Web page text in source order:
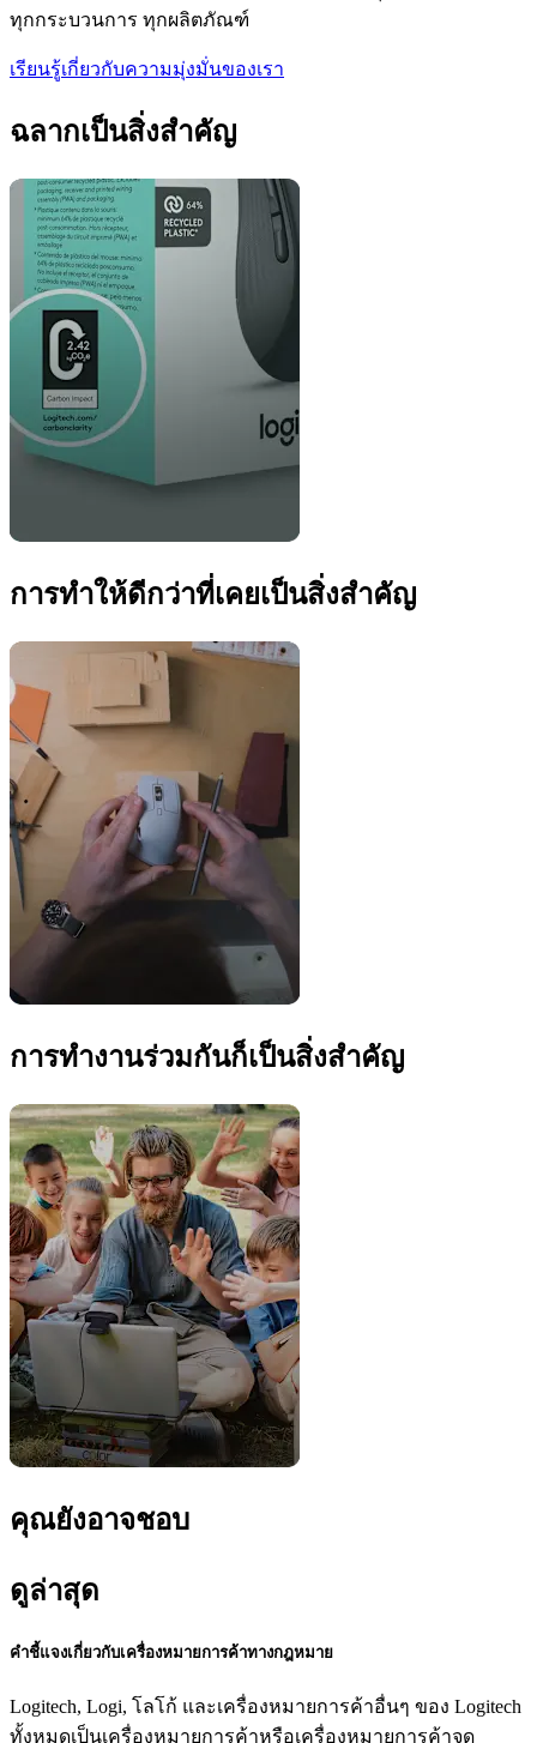
ทุกกระบวนการ ทุกผลิตภัณฑ์
เรียนรู้เกี่ยวกับความมุ่งมั่นของเรา
ฉลากเป็นสิ่งสำคัญ
การทำให้ดีกว่าที่เคยเป็นสิ่งสำคัญ
การทำงานร่วมกันก็เป็นสิ่งสำคัญ
คุณยังอาจชอบ
ดูล่าสุด
คำชี้แจงเกี่ยวกับเครื่องหมายการค้าทางกฎหมาย
Logitech, Logi, โลโก้ และเครื่องหมายการค้าอื่นๆ ของ Logitech
ทั้งหมดเป็นเครื่องหมายการค้าหรือเครื่องหมายการค้าจด